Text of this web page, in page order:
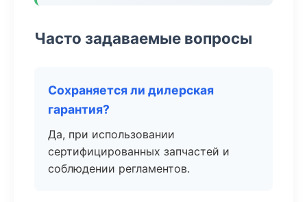
Часто задаваемые вопросы
Сохраняется ли дилерская
гарантия?
Да, при использовании
сертифицированных запчастей и
соблюдении регламентов.